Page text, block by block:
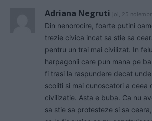
Adriana Negruti joi, 25
Din nenorocire, foarte putini
trezie civica incat sa stie sa
pentru un trai mai civilizat. In
harpagonii care pun mana pe
fi trasi la raspundere decat
scoliti si mai cunoscatori a ceea
civilizatie. Asta e buba. Ca nu
sa stie sa protesteze si sa